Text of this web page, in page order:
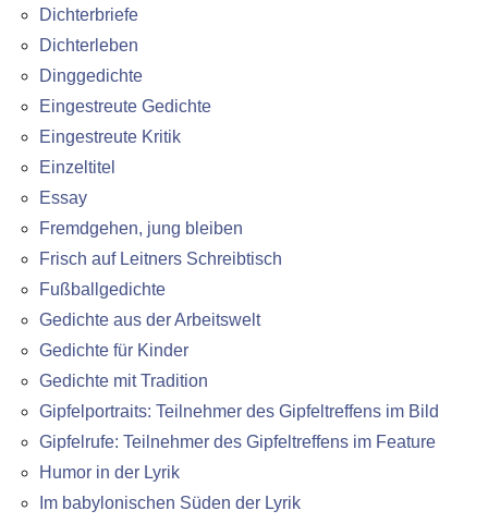
Dichterbriefe
Dichterleben
Dinggedichte
Eingestreute Gedichte
Eingestreute Kritik
Einzeltitel
Essay
Fremdgehen, jung bleiben
Frisch auf Leitners Schreibtisch
Fußballgedichte
Gedichte aus der Arbeitswelt
Gedichte für Kinder
Gedichte mit Tradition
Gipfelportraits: Teilnehmer des Gipfeltreffens im Bild
Gipfelrufe: Teilnehmer des Gipfeltreffens im Feature
Humor in der Lyrik
Im babylonischen Süden der Lyrik